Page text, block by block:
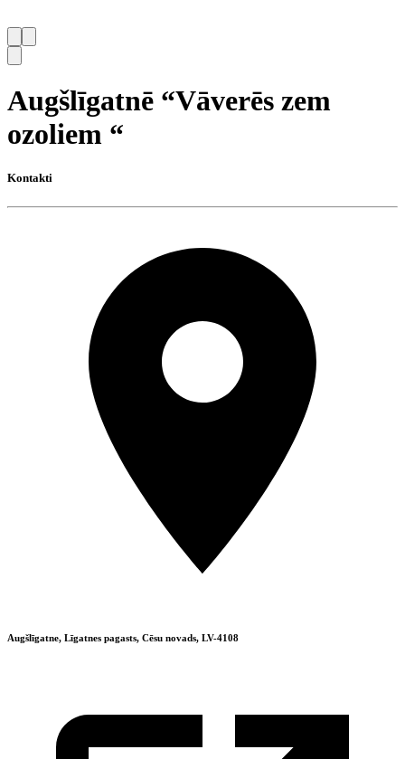
Augšlīgatnē “Vāverēs zem
ozoliem “
Kontakti
Augšlīgatne, Līgatnes pagasts, Cēsu novads, LV-4108